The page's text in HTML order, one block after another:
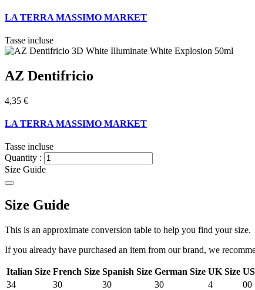
LA TERRA MASSIMO MARKET
Tasse incluse
AZ Dentifricio
4,35 €
LA TERRA MASSIMO MARKET
Tasse incluse
Quantity :
Size Guide
Size Guide
This is an approximate conversion table to help you find your size.
If you already have purchased an item from our brand, we
Italian Size French Size Spanish Size German Size UK Size
34
30 30 30 4 00